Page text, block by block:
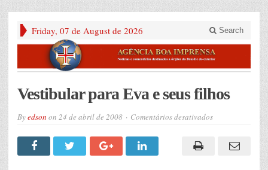
Friday, 07 de August de 2026 Search
Vestibular para Eva e seus filhos
Byedson on 24 de abril de 2008 Comentários desativadosem